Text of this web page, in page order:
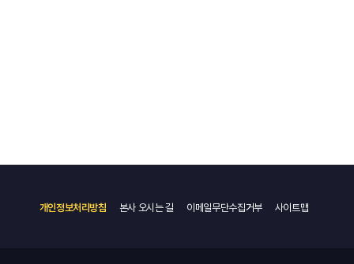
개인정보처리방침 본사 오시는 길 이메일무단수집거부 사이트맵